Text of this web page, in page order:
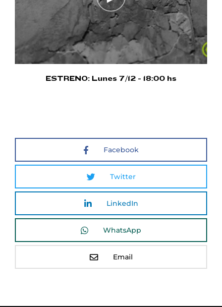
ESTRENO: Lunes 7/12 - 18:00 hs
Facebook
Twitter
LinkedIn
WhatsApp
Email